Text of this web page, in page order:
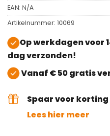
EAN: N/A
Artikelnummer: 10069
Op werkdagen voor
dag verzonden!
Vanaf € 50 gratis
Spaar voor
Lees hier meer